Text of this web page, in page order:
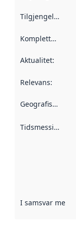
Tilgjengelighet
Kompletthet
Aktualitet:
Relevans:
Geografisk avgrensning
Tidsmessig avgrensning
I samsvar med